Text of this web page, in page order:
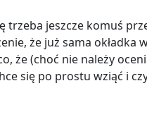
trzeba jeszcze komuś
że już sama okładka
że (choć nie należy
się po prostu wziąć i